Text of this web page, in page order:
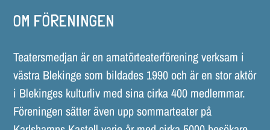
OM FÖRENINGEN
Teatersmedjan är en amatörteaterförening verksam i
västra Blekinge som bildades 1990 och är en stor aktör
i Blekinges kulturliv med sina cirka 400 medlemmar.
Föreningen sätter även upp sommarteater på